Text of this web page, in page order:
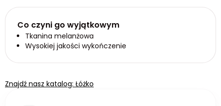
Co czyni go wyjątkowym
Tkanina melanżowa
Wysokiej jakości wykończenie
Znajdź nasz katalog: Łóżko